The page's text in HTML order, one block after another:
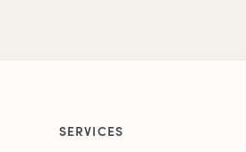
SERVICES